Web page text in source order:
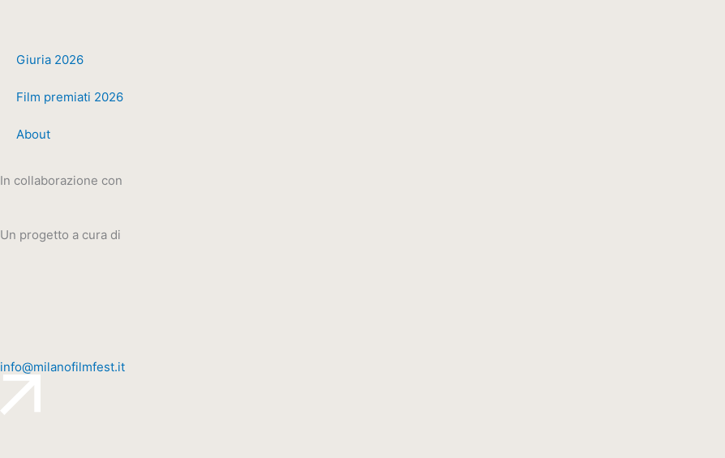
Giuria 2026
Film premiati 2026
About
In collaborazione con
Un progetto a cura di
info@milanofilmfest.it